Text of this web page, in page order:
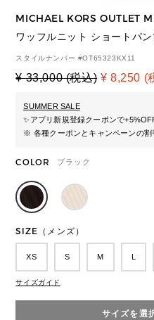
MICHAEL KORS OUTLET
ワッフルニット ショートパン
スタイルナンバー #OT65323KX11
¥ 33,000 (税込) ¥ 8,250 (
SUMMER SALE
✨アプリ新規登録クーポンで
※ 各種クーポンとキャンペーンの割
COLOR ブラック
SIZE（メンズ）
XS S M
サイズガイド
サイズを選